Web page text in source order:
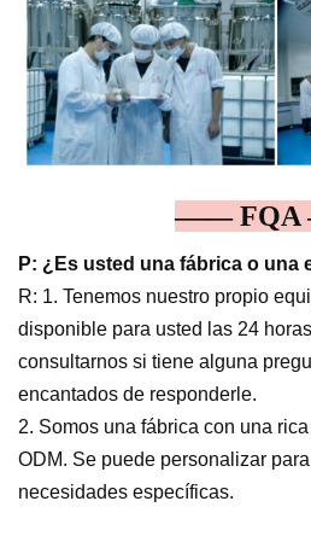
——
P: ¿Es usted una fábrica o una
R: 1. Tenemos nuestro propio
disponible para usted las 24
consultarnos si tiene alguna
encantados de responderle.
2. Somos una fábrica con una
ODM. Se puede personalizar
necesidades específicas.